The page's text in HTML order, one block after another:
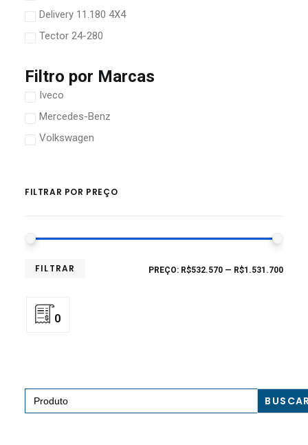
Delivery 11.180 4X4
Tector 24-280
Filtro por Marcas
Iveco
Mercedes-Benz
Volkswagen
FILTRAR POR PREÇO
FILTRAR PREÇO: R$532.570 — R$1.531.700
0
Search
for: